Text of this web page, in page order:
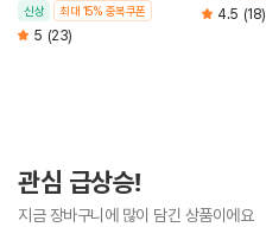
신상 최대 15% 중복쿠폰
5 (23)
4.5 (18)
관심 급상승!
지금 장바구니에 많이 담긴 상품이에요